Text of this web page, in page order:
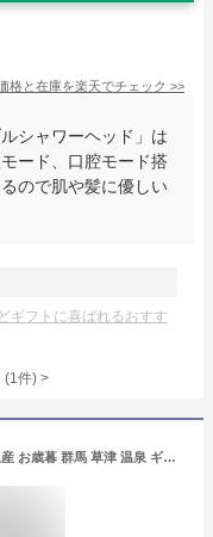
格と在庫を楽天でチェック >>
シャワーヘッド」は
ード、口腔モード搭
ので肌や髪に優しい
ギフトに喜ばれるおすす
(1件) >
【かりんとう饅頭 12個】 草津温泉 お土産 お歳暮 群馬 草津 温泉 ギフト プレゼント お土産 観光 旅行 旅館 ホテル 老舗 饅頭 かりんとう 黒糖 和菓子 優良県名産 群馬県推奨 菓子 銘菓